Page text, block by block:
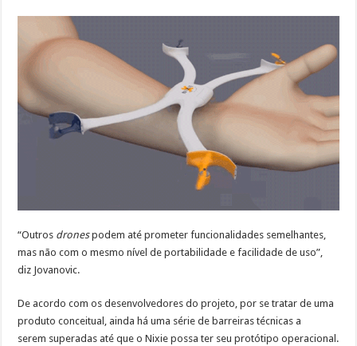
“Outros dronespodem até prometer funcionalidades semelhantes,
mas não com o mesmo nível de portabilidade e facilidade de uso”,
diz Jovanovic.
De acordo com os desenvolvedores do projeto, por se tratar de uma
produto conceitual, ainda há uma série de barreiras técnicas a
serem superadas até que o Nixie possa ter seu protótipo operacional.